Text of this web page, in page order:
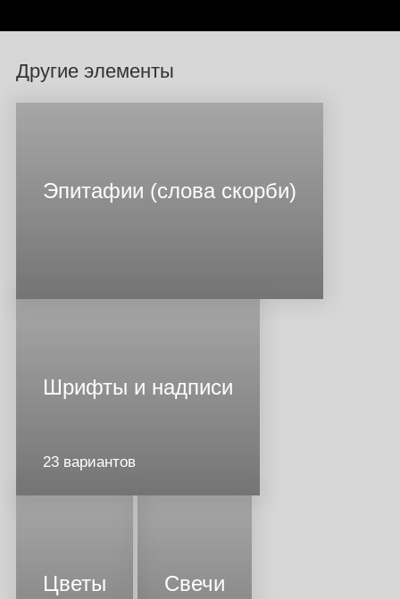
Другие элементы
Эпитафии (слова скорби)
Шрифты и надписи
23 вариантов
Цветы Свечи